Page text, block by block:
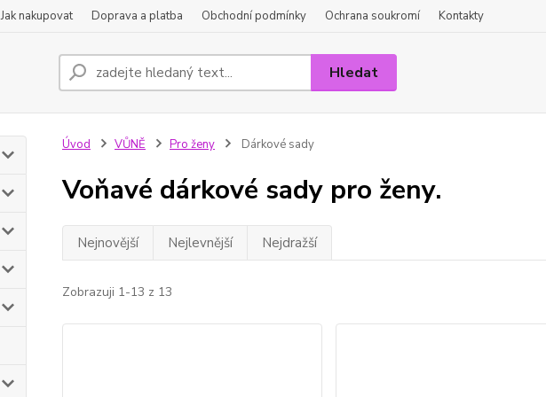
Jak nakupovat Doprava a platba Obchodní podmínky Ochrana soukromí Kontakty
Hledat
Úvod VŮNĚ Pro ženy Dárkové sady
Voňavé dárkové sady pro ženy.
Nejnovější Nejlevnější Nejdražší
Zobrazuji 1-13 z 13